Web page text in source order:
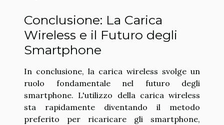
Conclusione: La Carica
Wireless e il Futuro degli
Smartphone
In conclusione, la carica wireless svolge un
ruolo fondamentale nel futuro degli
smartphone. L'utilizzo della carica wireless
sta rapidamente diventando il metodo
preferito per ricaricare gli smartphone,